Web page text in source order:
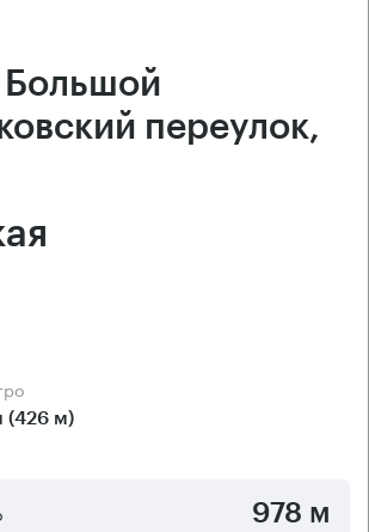
Большой
переулок,
(426 м)
978 м